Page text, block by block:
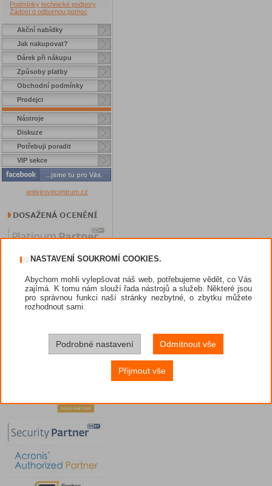
Podmínky technické podpory
Žádost o odbornou pomoc
Akční nabídky
Jak nakupovat?
Dárek při nákupu
Způsoby platby
Obchodní podmínky
Prodejci
Nástroje
Diskuze
Potřebuji poradit
VIP sekce
antivirovecentrum.cz
NASTAVENÍ SOUKROMÍ COOKIES.
Abychom mohli vylepšovat náš web, potřebujeme vědět, co Vás
zajímá. K tomu nám slouží řada nástrojů a služeb. Některé jsou
pro správnou funkci naší stránky nezbytné, o zbytku můžete
rozhodnout sami.
Podrobné nastavení Odmítnout vše
Přijmout vše